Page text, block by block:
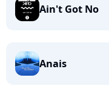
Ain't Got No
Anais